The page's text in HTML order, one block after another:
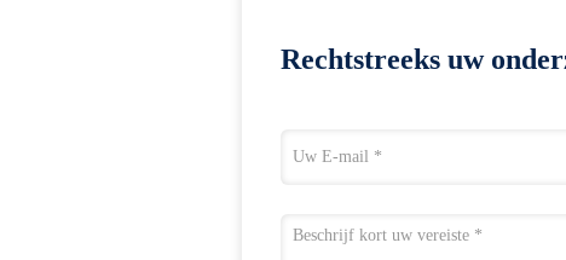
Rechtstreeks uw